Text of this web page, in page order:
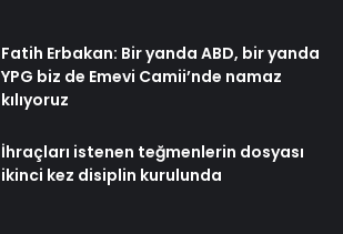
Fatih Erbakan: Bir yanda ABD, bir yanda
YPG biz de Emevi Camii’nde namaz
kılıyoruz
İhraçları istenen teğmenlerin dosyası
ikinci kez disiplin kurulunda